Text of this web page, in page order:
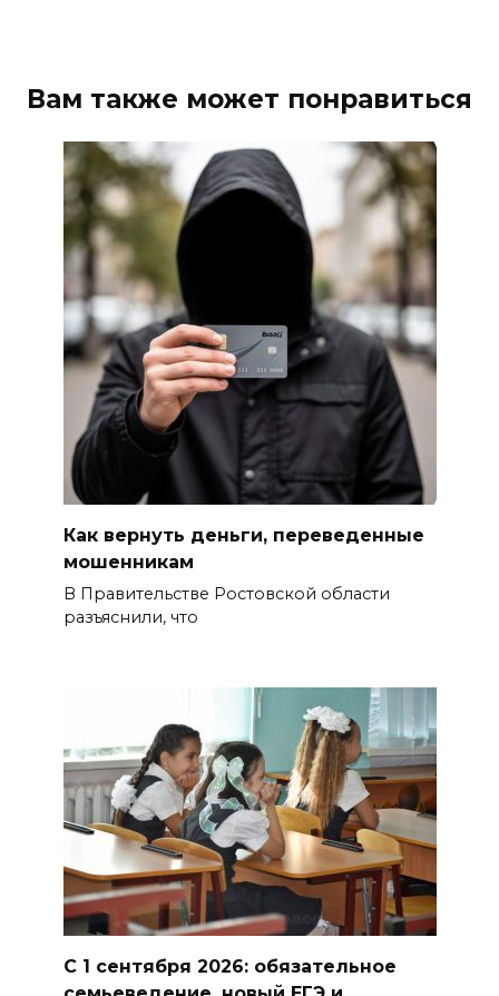
над Ростовской областью
05 августа 2026 23:10
Пересчитайте деньги до
восхода солнца: приметы на 6
августа
05 августа 2026 22:34
В Сальском районе завтра
временно отключат воду в
нескольких населенных
пунктах
05 августа 2026 22:04
В Ворошиловском районе
работы по восстановлению
В Мясниковском районе в
ДТП с тремя автомобилями
погибла пассажирка
легковушки
05 августа 2026 20:43
Более 11,5 тысячи домов
Ростовской области перешли
в чаты в мессенджере MAX
Вам также может понравиться
Как вернуть деньги, переведенные
мошенникам
В Правительстве Ростовской области
разъяснили, что
С 1 сентября 2026: обязательное